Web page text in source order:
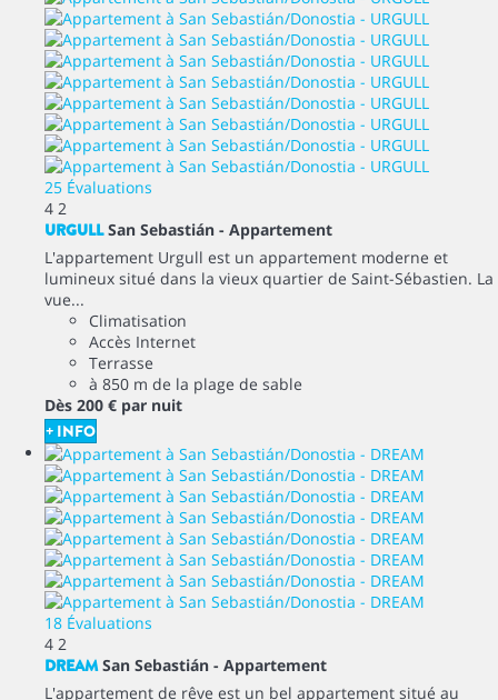
25 Évaluations
4 2
URGULL San Sebastián - Appartement
L'appartement Urgull est un appartement moderne et
lumineux situé dans la vieux quartier de Saint-Sébastien. La
vue...
Climatisation
Accès Internet
Terrasse
à 850 m de la plage de sable
Dès 200 € par nuit
+ INFO
18 Évaluations
4 2
DREAM San Sebastián - Appartement
L'appartement de rêve est un bel appartement situé au